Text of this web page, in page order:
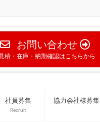
お問い合わせ
積・在庫・納期確認はこちらから
社員募集
Recruit
協力会社様募集